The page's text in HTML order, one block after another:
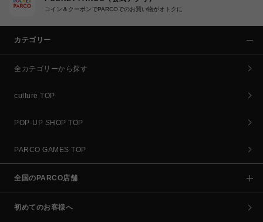
コイン＆クーポンでPARCOでのお買い物がオトクに
カテゴリー
全カテゴリーから探す
culture TOP
POP-UP SHOP TOP
PARCO GAMES TOP
全国のPARCO店舗
初めてのお客様へ